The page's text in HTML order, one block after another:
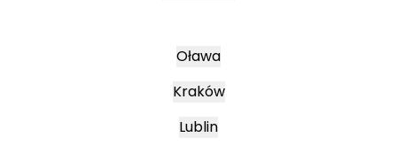
Oława
Kraków
Lublin